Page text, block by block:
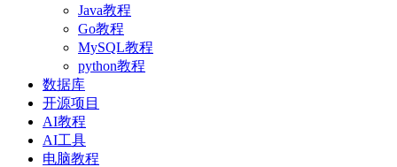
Java教程
Go教程
MySQL教程
python教程
数据库
开源项目
AI教程
AI工具
电脑教程